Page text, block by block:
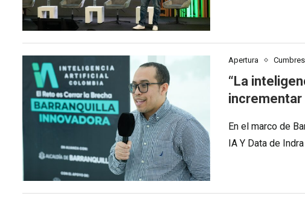
Apertura Cumbres
“La
incrementar
En el marco de
IA Y Data de